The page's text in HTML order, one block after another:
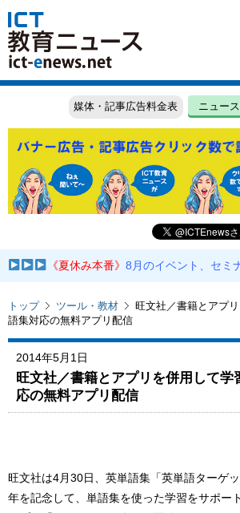
媒体・記事広告料金表 ニュー
《夏休み本番》8月のイベント、セミ
トップ ツール・教材
旺文社／書籍とアプ
語集対応の無料アプリ配信
2014年5月1日
旺文社／書籍とアプリを併用して
応の無料アプリ配信
旺文社は4月30日、英単語集「英単語ターゲ
年を記念して、単語集を使った学習をサポー